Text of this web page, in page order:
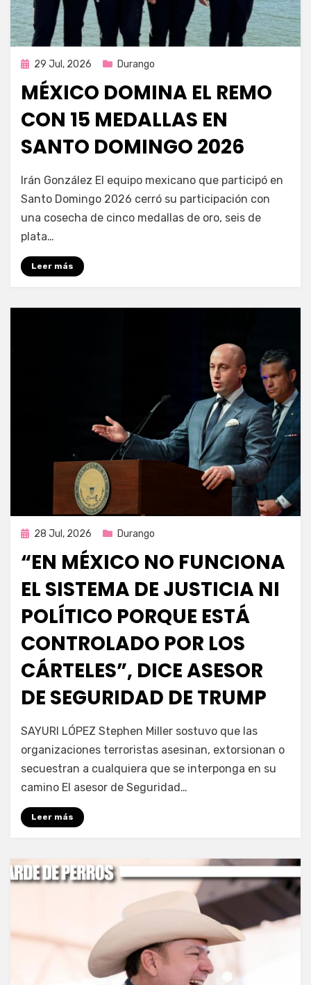
Publicada
29 Jul, 2026 Durango
MÉXICO DOMINA EL REMO
CON 15 MEDALLAS EN
SANTO DOMINGO 2026
por Fernando Miranda Servín
Irán González El equipo mexicano que participó en
Santo Domingo 2026 cerró su participación con
una cosecha de cinco medallas de oro, seis de
plata…
Leer más
Publicada
28 Jul, 2026 Durango
“EN MÉXICO NO FUNCIONA
EL SISTEMA DE JUSTICIA NI
POLÍTICO PORQUE ESTÁ
CONTROLADO POR LOS
CÁRTELES”, DICE ASESOR
DE SEGURIDAD DE TRUMP
porFernando Miranda Servín
SAYURI LÓPEZ Stephen Miller sostuvo que las
organizaciones terroristas asesinan, extorsionan o
secuestran a cualquiera que se interponga en su
camino El asesor de Seguridad…
Leer más